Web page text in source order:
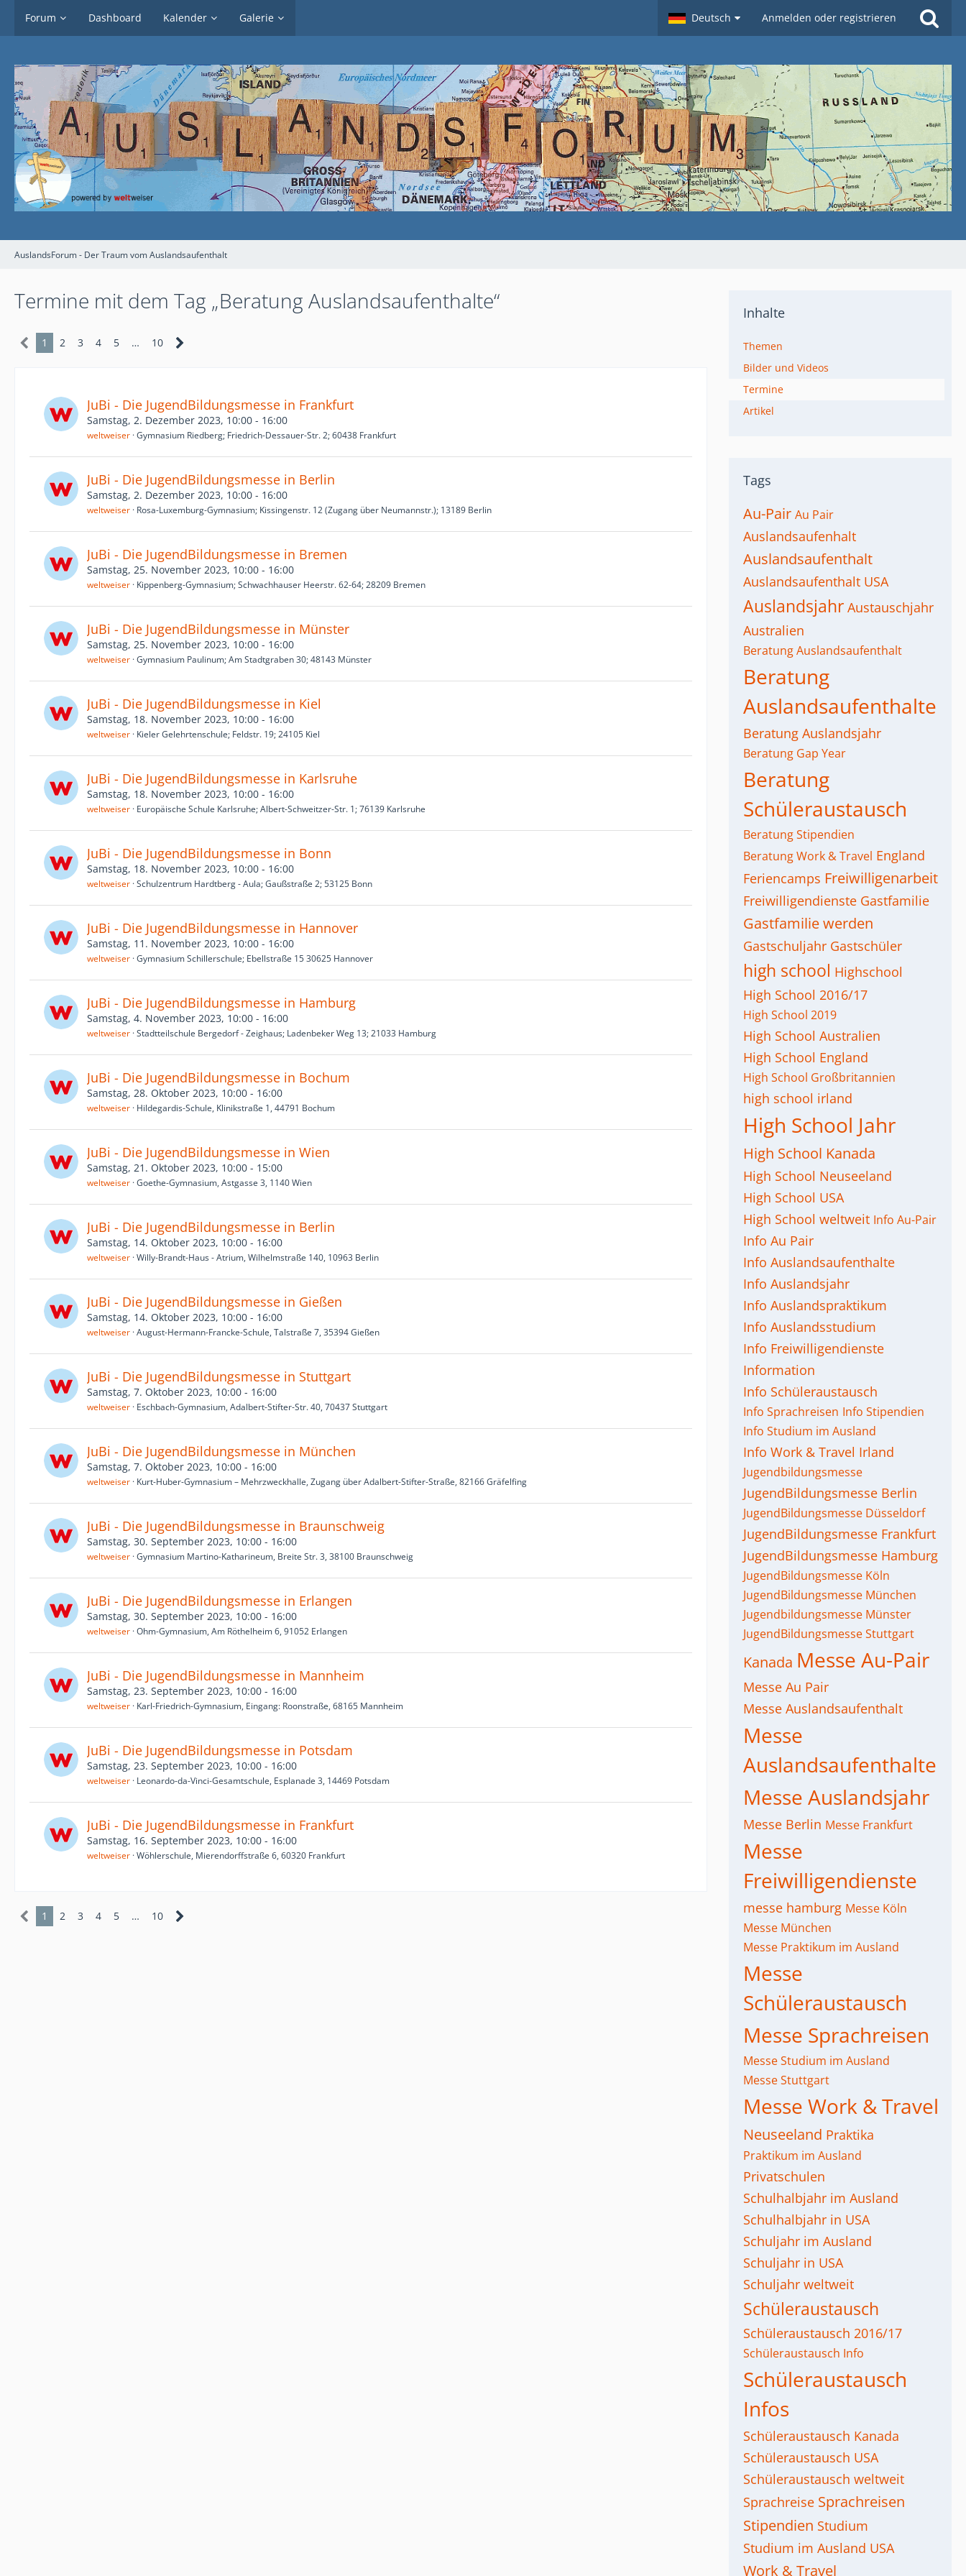
Forum Dashboard Kalender Galerie Deutsch Anmelden oder registrieren
AuslandsForum - Der Traum vom Auslandsaufenthalt
Termine mit dem Tag „Beratung Auslandsaufenthalte“
1 2 3 4 5 … 10
JuBi - Die JugendBildungsmesse in Frankfurt
Samstag, 2. Dezember 2023, 10:00 - 16:00
weltweiser Gymnasium Riedberg; Friedrich-Dessauer-Str. 2; 60438 Frankfurt
JuBi - Die JugendBildungsmesse in Berlin
Samstag, 2. Dezember 2023, 10:00 - 16:00
weltweiser Rosa-Luxemburg-Gymnasium; Kissingenstr. 12 (Zugang über Neumannstr.); 13189 Berlin
JuBi - Die JugendBildungsmesse in Bremen
Samstag, 25. November 2023, 10:00 - 16:00
weltweiser Kippenberg-Gymnasium; Schwachhauser Heerstr. 62-64; 28209 Bremen
JuBi - Die JugendBildungsmesse in Münster
Samstag, 25. November 2023, 10:00 - 16:00
weltweiser Gymnasium Paulinum; Am Stadtgraben 30; 48143 Münster
JuBi - Die JugendBildungsmesse in Kiel
Samstag, 18. November 2023, 10:00 - 16:00
weltweiser Kieler Gelehrtenschule; Feldstr. 19; 24105 Kiel
JuBi - Die JugendBildungsmesse in Karlsruhe
Samstag, 18. November 2023, 10:00 - 16:00
weltweiser Europäische Schule Karlsruhe; Albert-Schweitzer-Str. 1; 76139 Karlsruhe
JuBi - Die JugendBildungsmesse in Bonn
Samstag, 18. November 2023, 10:00 - 16:00
weltweiser Schulzentrum Hardtberg - Aula; Gaußstraße 2; 53125 Bonn
JuBi - Die JugendBildungsmesse in Hannover
Samstag, 11. November 2023, 10:00 - 16:00
weltweiser Gymnasium Schillerschule; Ebellstraße 15 30625 Hannover
JuBi - Die JugendBildungsmesse in Hamburg
Samstag, 4. November 2023, 10:00 - 16:00
weltweiser Stadtteilschule Bergedorf - Zeighaus; Ladenbeker Weg 13; 21033 Hamburg
JuBi - Die JugendBildungsmesse in Bochum
Samstag, 28. Oktober 2023, 10:00 - 16:00
weltweiser Hildegardis-Schule, Klinikstraße 1, 44791 Bochum
JuBi - Die JugendBildungsmesse in Wien
Samstag, 21. Oktober 2023, 10:00 - 15:00
weltweiser Goethe-Gymnasium, Astgasse 3, 1140 Wien
JuBi - Die JugendBildungsmesse in Berlin
Samstag, 14. Oktober 2023, 10:00 - 16:00
weltweiser Willy-Brandt-Haus - Atrium, Wilhelmstraße 140, 10963 Berlin
JuBi - Die JugendBildungsmesse in Gießen
Samstag, 14. Oktober 2023, 10:00 - 16:00
weltweiser August-Hermann-Francke-Schule, Talstraße 7, 35394 Gießen
JuBi - Die JugendBildungsmesse in Stuttgart
Samstag, 7. Oktober 2023, 10:00 - 16:00
weltweiser Eschbach-Gymnasium, Adalbert-Stifter-Str. 40, 70437 Stuttgart
JuBi - Die JugendBildungsmesse in München
Samstag, 7. Oktober 2023, 10:00 - 16:00
weltweiser Kurt-Huber-Gymnasium – Mehrzweckhalle, Zugang über Adalbert-Stifter-Straße, 82166 Gräfelfing
JuBi - Die JugendBildungsmesse in Braunschweig
Samstag, 30. September 2023, 10:00 - 16:00
weltweiser Gymnasium Martino-Katharineum, Breite Str. 3, 38100 Braunschweig
JuBi - Die JugendBildungsmesse in Erlangen
Samstag, 30. September 2023, 10:00 - 16:00
weltweiser Ohm-Gymnasium, Am Röthelheim 6, 91052 Erlangen
JuBi - Die JugendBildungsmesse in Mannheim
Samstag, 23. September 2023, 10:00 - 16:00
weltweiser Karl-Friedrich-Gymnasium, Eingang: Roonstraße, 68165 Mannheim
JuBi - Die JugendBildungsmesse in Potsdam
Samstag, 23. September 2023, 10:00 - 16:00
weltweiser Leonardo-da-Vinci-Gesamtschule, Esplanade 3, 14469 Potsdam
JuBi - Die JugendBildungsmesse in Frankfurt
Samstag, 16. September 2023, 10:00 - 16:00
weltweiser Wöhlerschule, Mierendorffstraße 6, 60320 Frankfurt
1 2 3 4 5 … 10
Inhalte
Themen
Bilder und Videos
Termine
Artikel
Tags
Au-Pair Au Pair
Auslandsaufenhalt
Auslandsaufenthalt
Auslandsaufenthalt USA
Auslandsjahr Austauschjahr
Australien
Beratung Auslandsaufenthalt
Beratung
Auslandsaufenthalte
Beratung Auslandsjahr
Beratung Gap Year
Beratung
Schüleraustausch
Beratung Stipendien
Beratung Work & Travel England
Feriencamps Freiwilligenarbeit
Freiwilligendienste Gastfamilie
Gastfamilie werden
Gastschuljahr Gastschüler
high school Highschool
High School 2016/17
High School 2019
High School Australien
High School England
High School Großbritannien
high school irland
High School Jahr
High School Kanada
High School Neuseeland
High School USA
High School weltweit Info Au-Pair
Info Au Pair
Info Auslandsaufenthalte
Info Auslandsjahr
Info Auslandspraktikum
Info Auslandsstudium
Info Freiwilligendienste
Information
Info Schüleraustausch
Info Sprachreisen Info Stipendien
Info Studium im Ausland
Info Work & Travel Irland
Jugendbildungsmesse
JugendBildungsmesse Berlin
JugendBildungsmesse Düsseldorf
JugendBildungsmesse Frankfurt
JugendBildungsmesse Hamburg
JugendBildungsmesse Köln
JugendBildungsmesse München
Jugendbildungsmesse Münster
JugendBildungsmesse Stuttgart
Kanada Messe Au-Pair
Messe Au Pair
Messe Auslandsaufenthalt
Messe
Auslandsaufenthalte
Messe Auslandsjahr
Messe Berlin Messe Frankfurt
Messe
Freiwilligendienste
messe hamburg Messe Köln
Messe München
Messe Praktikum im Ausland
Messe
Schüleraustausch
Messe Sprachreisen
Messe Studium im Ausland
Messe Stuttgart
Messe Work & Travel
Neuseeland Praktika
Praktikum im Ausland
Privatschulen
Schulhalbjahr im Ausland
Schulhalbjahr in USA
Schuljahr im Ausland
Schuljahr in USA
Schuljahr weltweit
Schüleraustausch
Schüleraustausch 2016/17
Schüleraustausch Info
Schüleraustausch
Infos
Schüleraustausch Kanada
Schüleraustausch USA
Schüleraustausch weltweit
Sprachreise Sprachreisen
Stipendien Studium
Studium im Ausland USA
Work & Travel